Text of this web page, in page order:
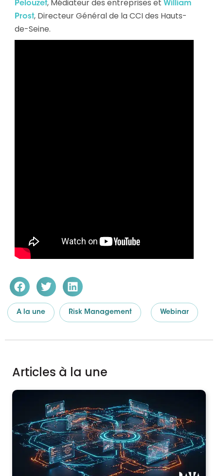
Pelouzet, Médiateur des entreprises et William
Prost, Directeur Général de la CCI des Hauts-
de-Seine.
A la une Risk Management Webinar
Articles à la une